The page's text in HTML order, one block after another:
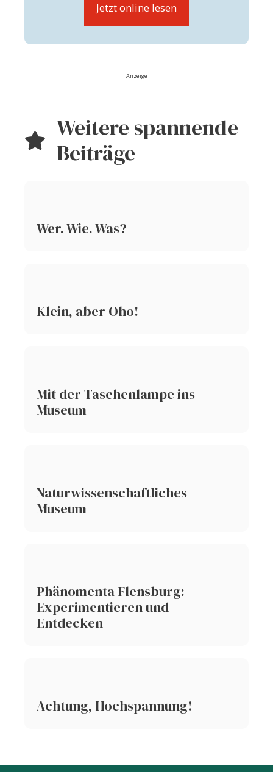
Jetzt online lesen
Anzeige
Weitere spannende
Beiträge
Wer. Wie. Was?
Klein, aber Oho!
Mit der Taschenlampe ins
Museum
Naturwissenschaftliches
Museum
Phänomenta Flensburg:
Experimentieren und
Entdecken
Achtung, Hochspannung!